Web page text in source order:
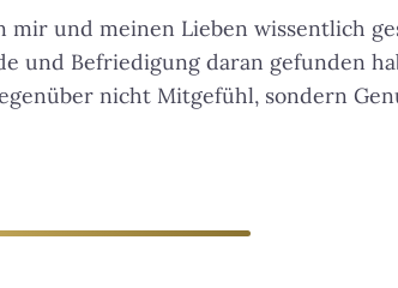
und meinen Lieben wissentlich
und Befriedigung daran gefunden
nicht Mitgefühl, sondern